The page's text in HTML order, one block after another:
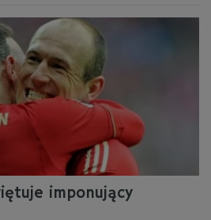
imponujący